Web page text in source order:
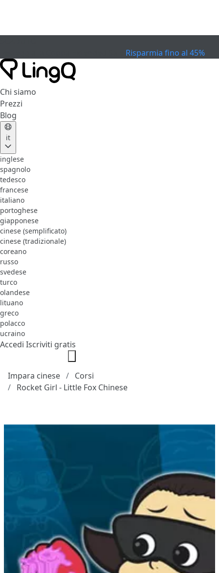
Risparmia fino al 45%
Chi siamo
Prezzi
Blog
it
inglese
spagnolo
tedesco
francese
italiano
portoghese
giapponese
cinese (semplificato)
cinese (tradizionale)
coreano
russo
svedese
turco
olandese
lituano
greco
polacco
ucraino
Accedi Iscriviti gratis
Impara cinese
Corsi
Rocket Girl - Little Fox Chinese